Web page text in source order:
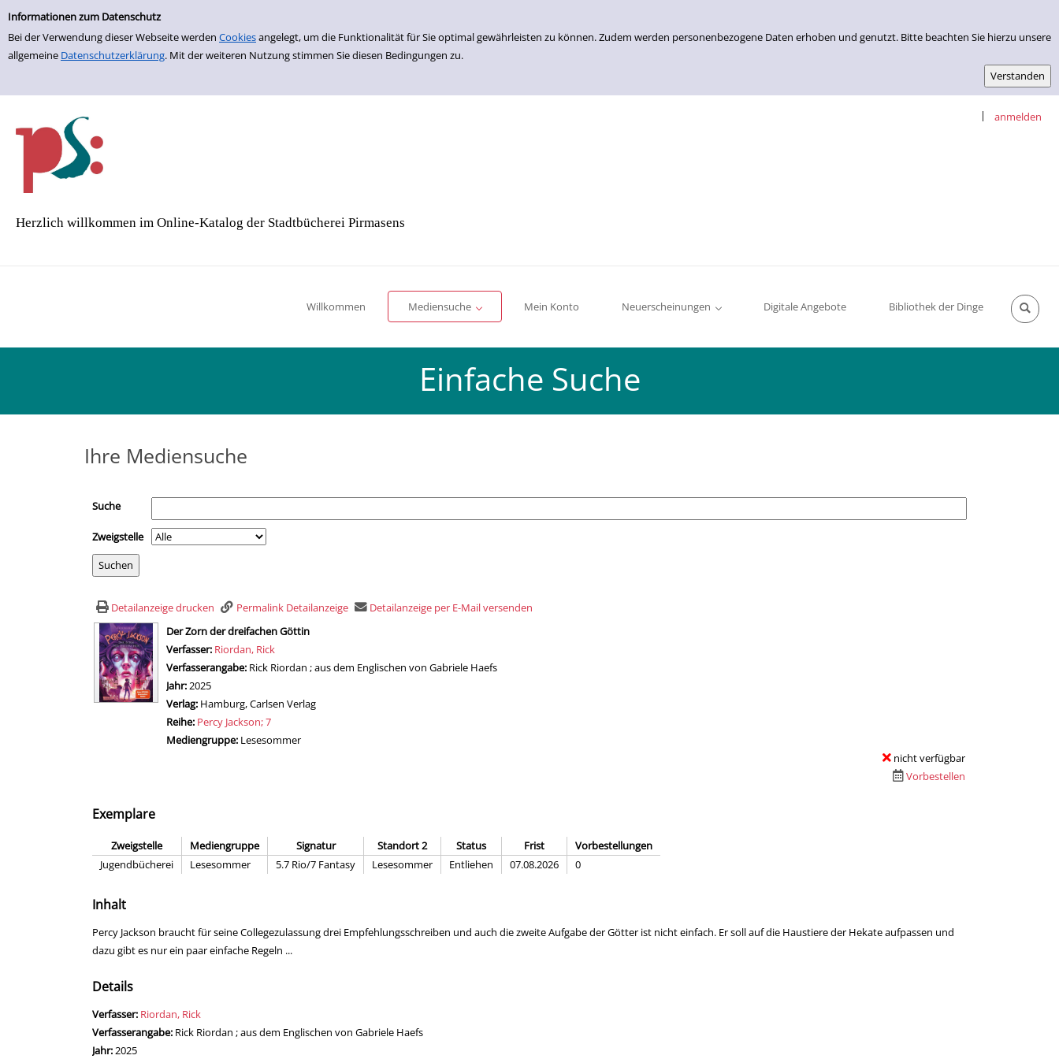
Einfache Suche
Informationen zum Datenschutz
Bei der Verwendung dieser Webseite werden Cookiesangelegt, um die Funktionalität für Sie optimal gewährleisten zu können. Zudem werden personenbezogene Daten erhoben und genutzt. Bitte beachten Sie hierzu unsere
allgemeine Datenschutzerklärung. Mit der weiteren Nutzung stimmen Sie diesen Bedingungen zu.
Zur Detailanzeige springen
Herzlich willkommen im Online-Katalog der Stadtbücherei Pirmasens
| anmelden
Willkommen
Mediensuche
Mein Konto
Neuerscheinungen
Digitale Angebote Bibliothek der Dinge
Einfache Suche
Ihre Mediensuche
Suche
Zweigstelle
Detailanzeige drucken Permalink Detailanzeige
Detailanzeige per E-Mail versenden
wird in neuem Tab geöffnet
Der Zorn der dreifachen Göttin
Verfasser: Suche nach diesem Verfasser
Riordan, Rick
Verfasserangabe: Rick Riordan ; aus dem Englischen von Gabriele Haefs
Jahr:2025
Verlag: Hamburg, Carlsen Verlag
Reihe: Percy Jackson; 7
Mediengruppe: Lesesommer
nicht verfügbar
Vorbestellen
Exemplare
Zweigstelle Mediengruppe Signatur Standort 2 Status Frist
Vorbestellungen
Jugendbücherei
Lesesommer 5.7 Rio/7 Fantasy Lesesommer Entliehen 07.08.2026 0
Inhalt
Percy Jackson braucht für seine Collegezulassung drei Empfehlungsschreiben und auch die zweite Aufgabe der Götter ist nicht einfach. Er soll auf die Haustiere der Hekate aufpassen und
dazu gibt es nur ein paar einfache Regeln ...
Details
Verfasser: Suche nach diesem Verfasser
Riordan, Rick
Verfasserangabe: Rick Riordan ; aus dem Englischen von Gabriele Haefs
Jahr:2025